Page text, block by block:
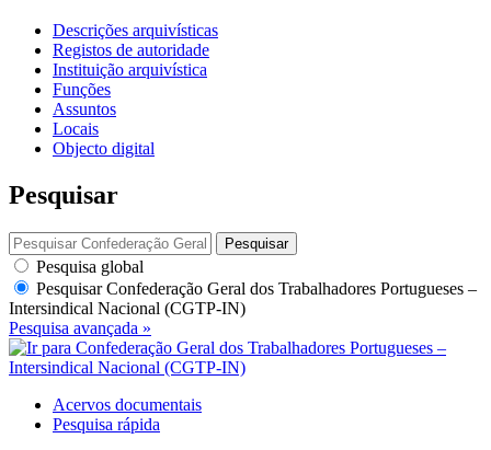
Descrições arquivísticas
Registos de autoridade
Instituição arquivística
Funções
Assuntos
Locais
Objecto digital
Pesquisar
Pesquisar
Pesquisa global
PesquisarConfederação Geral dos Trabalhadores Portugueses –
Intersindical Nacional (CGTP-IN)
Pesquisa avançada »
Acervos documentais
Pesquisa rápida